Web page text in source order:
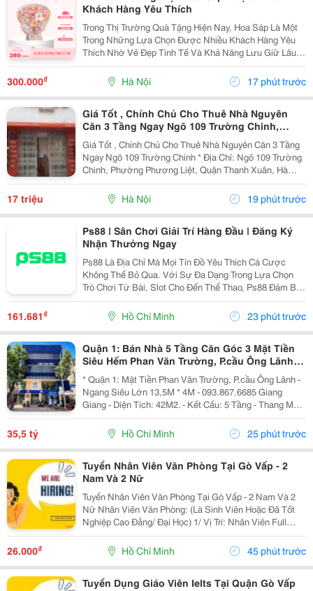
Khách Hàng Yêu Thích
Trong Thị Trường Quà Tặng Hiện Nay, Hoa Sáp Là Một
Trong Những Lựa Chọn Được Nhiều Khách Hàng Yêu
Thích Nhờ Vẻ Đẹp Tinh Tế Và Khả Năng Lưu Giữ Lâu
Dài. Trong Số Những Thương Hiệu Nổi Bật, Lovibe
Đang Dần Trở Thành Cái Tên Được Nhiều Người Lựa
Chọn...
300.000₫ Hà Nội 17 phút trước
Giá Tốt , Chính Chủ Cho Thuê Nhà Nguyên
Căn 3 Tầng Ngay Ngõ 109 Trường Chinh,
Thanh Xuân, Hà Nội
Giá Tốt , Chính Chủ Cho Thuê Nhà Nguyên Căn 3 Tầng
Ngay Ngõ 109 Trường Chinh * Địa Chỉ: Ngõ 109 Trường
Chinh, Phường Phương Liệt, Quận Thanh Xuân, Hà
Nội. - Nhà Nằm Tại Vị Trí Đẹp, Đường Ô Tô Tránh,
Thuận Tiện Vừa Ở Vừa Kinh Doanh Hoặc Làm Văn...
17 triệu Hà Nội 19 phút trước
Ps88 | Sân Chơi Giải Trí Hàng Đầu | Đăng Ký
Nhận Thưởng Ngay
Ps88 Là Địa Chỉ Mà Mọi Tín Đồ Yêu Thích Cá Cược
Không Thể Bỏ Qua. Với Sự Đa Dạng Trong Lựa Chọn
Trò Chơi Từ Bài, Slot Cho Đến Thể Thao, Ps88 Đảm Bảo
Mang Đến Những Giây Phút Thư Giãn Đầy Thú Vị Cho
Người Chơi. Chúng Tôi Cam Kết Cung Cấp Dịch Vụ
Chăm...
161.681₫ Hồ Chí Minh 23 phút trước
Quận 1: Bán Nhà 5 Tầng Căn Góc 3 Mặt Tiền
Siêu Hếm Phan Văn Trường, P.cầu Ông Lãnh-
Dt 13M*4M- Chính Chủ Chào Giá Tốt
* Quận 1: Mặt Tiền Phan Văn Trường, P.cầu Ông Lãnh -
Ngang Siêu Lớn 13,5M * 4M - 093.867.6685 Giang
Giang - Diện Tích: 42M2. - Kết Cấu: 5 Tầng - Thang Máy
- Từ Lầu 2 Xây Vươn Ban Công Ra Rộng 4,5M - Các
Tầng Đều Thiết Kế Làm Vp Cty. - Đang Sẵn...
35,5 tỷ Hồ Chí Minh 25 phút trước
Tuyển Nhân Viên Văn Phòng Tại Gò Vấp - 2
Nam Và 2 Nữ
Tuyển Nhân Viên Văn Phòng Tại Gò Vấp - 2 Nam Và 2
Nữ Nhân Viên Văn Phòng: (Là Sinh Viên Hoặc Đã Tốt
Nghiệp Cao Đẳng/ Đại Học) 1/ Vị Trí: Nhân Viên Full
Time (2 Nam 2 Nữ) Ca Làm: 13:00 Đến 21:00 (1 Tháng
Được Nghỉ Phép 1 Ngày, Và Hưởng Các Ngày...
26.000₫ Hồ Chí Minh 45 phút trước
Tuyển Dụng Giáo Viên Ielts Tại Quận Gò Vấp